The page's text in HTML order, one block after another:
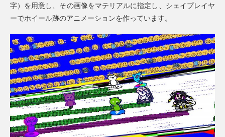
字）を用意し、その画像をマテリアルに指定し、シェイプレイヤ
ーでホイール跡のアニメーションを作っています。